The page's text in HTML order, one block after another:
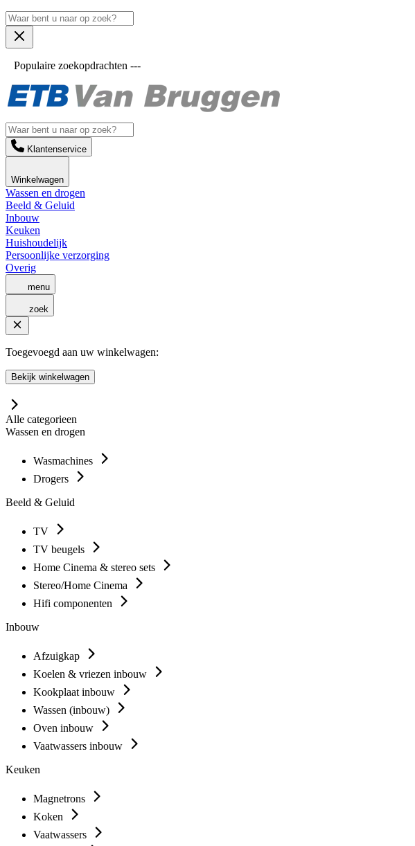
Populaire zoekopdrachten ---
Klantenservice
Winkelwagen
Wassen en drogen
Beeld & Geluid
Inbouw
Keuken
Huishoudelijk
Persoonlijke verzorging
Overig
menu
zoek
Toegevoegd aan uw winkelwagen:
Bekijk winkelwagen
Alle categorieen
Wassen en drogen
Wasmachines
Drogers
Beeld & Geluid
TV
TV beugels
Home Cinema & stereo sets
Stereo/Home Cinema
Hifi componenten
Inbouw
Afzuigkap
Koelen & vriezen inbouw
Kookplaat inbouw
Wassen (inbouw)
Oven inbouw
Vaatwassers inbouw
Keuken
Magnetrons
Koken
Vaatwassers